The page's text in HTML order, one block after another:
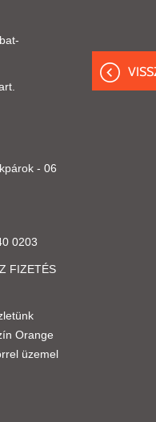
- 06
0203
FIZETÉS
Orange
üzemel